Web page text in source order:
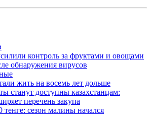
контроль за фруктами и овощами
обнаружения вирусов
жить на восемь лет дольше
станут доступны казахстанцам:
перечень закупа
тенге: сезон малины начался